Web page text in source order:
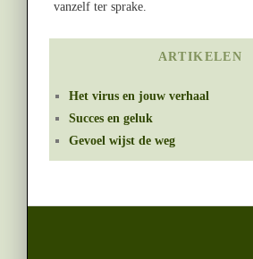
vanzelf ter sprake.
ARTIKELEN
Het virus en jouw verhaal
Succes en geluk
Gevoel wijst de weg